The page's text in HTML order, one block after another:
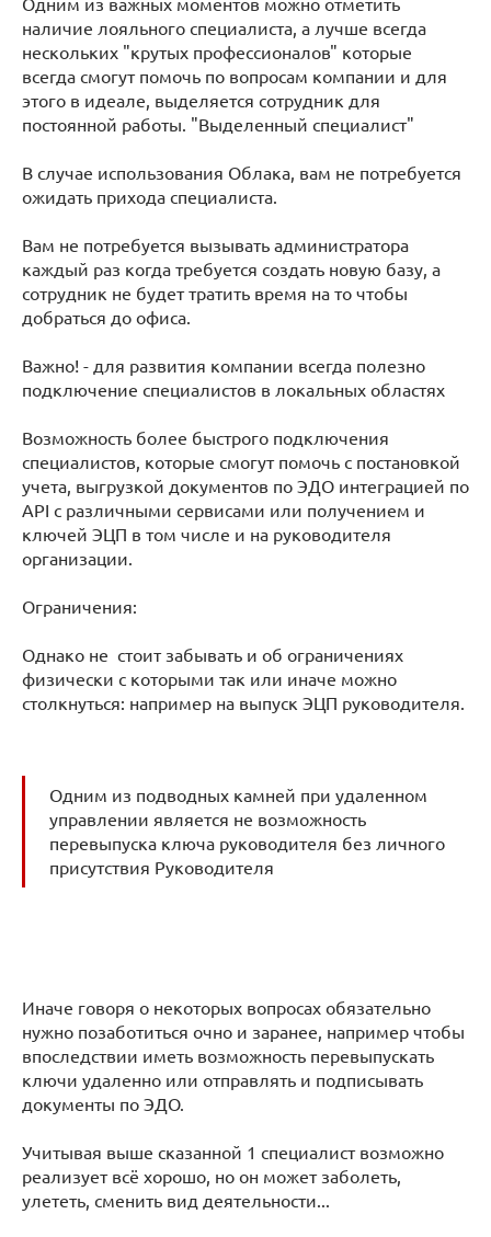
Одним из важных моментов можно отметить
наличие лояльного специалиста, а лучше всегда
нескольких "крутых профессионалов" которые
всегда смогут помочь по вопросам компании и для
этого в идеале, выделяется сотрудник для
постоянной работы. "Выделенный специалист"
В случае использования Облака, вам не потребуется
ожидать прихода специалиста.
Вам не потребуется вызывать администратора
каждый раз когда требуется создать новую базу, а
сотрудник не будет тратить время на то чтобы
добраться до офиса.
Важно! - для развития компании всегда полезно
подключение специалистов в локальных областях
Возможность более быстрого подключения
специалистов, которые смогут помочь с постановкой
учета, выгрузкой документов по ЭДО интеграцией по
API c различными сервисами или получением и
ключей ЭЦП в том числе и на руководителя
организации.
Ограничения:
Однако не стоит забывать и об ограничениях
физически с которыми так или иначе можно
столкнуться: например на выпуск ЭЦП руководителя.
Одним из подводных камней при удаленном
управлении является не возможность
перевыпуска ключа руководителя без личного
присутствия Руководителя
Иначе говоря о некоторых вопросах обязательно
нужно позаботиться очно и заранее, например чтобы
впоследствии иметь возможность перевыпускать
ключи удаленно или отправлять и подписывать
документы по ЭДО.
Учитывая выше сказанной 1 специалист возможно
реализует всё хорошо, но он может заболеть,
улететь, сменить вид деятельности...